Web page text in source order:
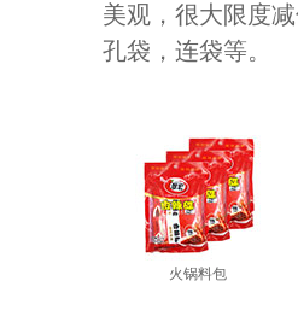
美观， 很大限度
孔袋，连袋等。
火锅料包